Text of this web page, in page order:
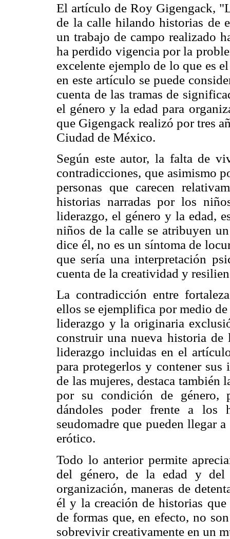
El artículo de Roy Gigengack,
de la calle hilando historias de
un trabajo de campo realizado
ha perdido vigencia por la
excelente ejemplo de lo que es
en este artículo se puede
cuenta de las tramas de
el género y la edad para
que Gigengack realizó por tres
Ciudad de México.
Según este autor, la falta de
contradicciones, que asimismo
personas que carecen
historias narradas por los
liderazgo, el género y la edad,
niños de la calle se atribuyen
dice él, no es un síntoma de
que sería una interpretación
cuenta de la creatividad y
La contradicción entre
ellos se ejemplifica por medio
liderazgo y la originaria
construir una nueva historia de
liderazgo incluidas en el
para protegerlos y contener sus
de las mujeres, destaca
por su condición de género,
dándoles poder frente a los
seudomadre que pueden llegar
erótico.
Todo lo anterior permite
del género, de la edad y del
organización, maneras de
él y la creación de historias
de formas que, en efecto, no
sobrevivir creativamente en un